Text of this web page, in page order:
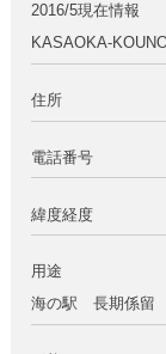
2016/5現在情報
KASAOKA-
住所
電話番号
緯度経度
用途
海の駅 長期係